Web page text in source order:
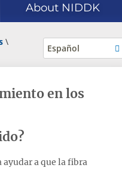
About NIDDK
Español
en los
a que la fibra